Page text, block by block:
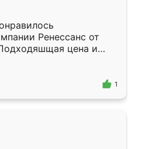
Ренессанс от
цена и
Приехавший
Владислав
эскизу самый
1